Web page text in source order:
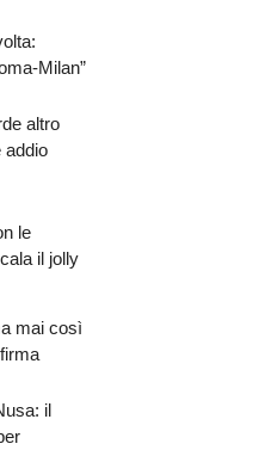
Milan”
altro
addio
le
il jolly
mai così
il